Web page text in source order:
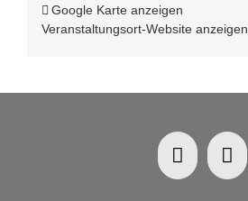
Google Karte anzeigen
Veranstaltungsort-Website anzeigen